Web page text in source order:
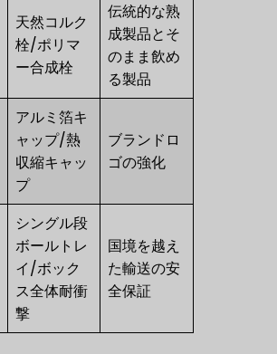
天然コルク
栓/ポリマ
ー合成栓
伝統的な熟
成製品とそ
のまま飲め
る製品
アルミ箔キ
ャップ/熱
収縮キャッ
プ
ブランドロ
ゴの強化
シングル段
ボールトレ
イ/ボック
ス全体耐衝
撃
国境を越え
た輸送の安
全保証